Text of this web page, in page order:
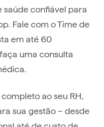
confiável para
Fale com o Time de
em até 60
uma consulta
ao seu RH,
sua gestão – desde